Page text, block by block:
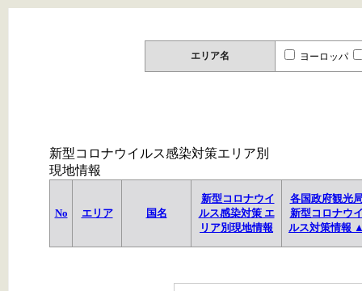
エリア名 ヨーロッパ
新型コロナウイルス感染対策エリア別
現地情報
No エリア 国名
新型コロナウイ
ルス感染対策 エ
リア別現地情報
各国政府観光
新型コロナウ
ルス対策情報